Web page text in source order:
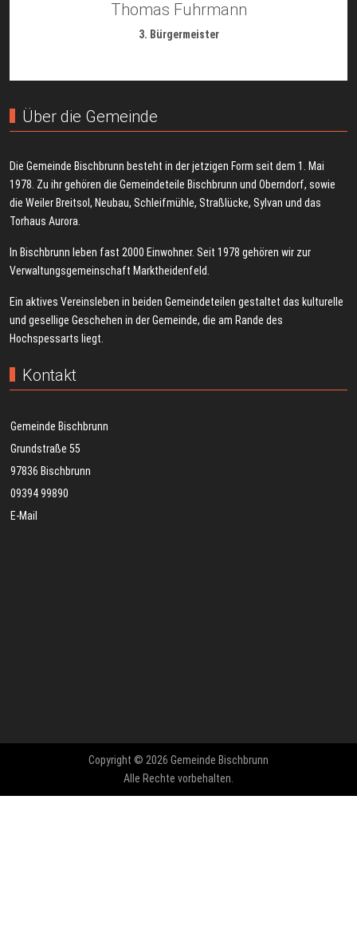
Thomas Fuhrmann
3. Bürgermeister
Über die Gemeinde
Die Gemeinde Bischbrunn besteht in der jetzigen Form seit dem 1. Mai
1978. Zu ihr gehören die Gemeindeteile Bischbrunn und Oberndorf, sowie
die Weiler Breitsol, Neubau, Schleifmühle, Straßlücke, Sylvan und das
Torhaus Aurora.
In Bischbrunn leben fast 2000 Einwohner. Seit 1978 gehören wir zur
Verwaltungsgemeinschaft Marktheidenfeld.
Ein aktives Vereinsleben in beiden Gemeindeteilen gestaltet das kulturelle
und gesellige Geschehen in der Gemeinde, die am Rande des
Hochspessarts liegt.
Kontakt
Gemeinde Bischbrunn
Grundstraße 55
97836 Bischbrunn
09394 99890
E-Mail
Copyright © 2026 Gemeinde Bischbrunn
Alle Rechte vorbehalten.